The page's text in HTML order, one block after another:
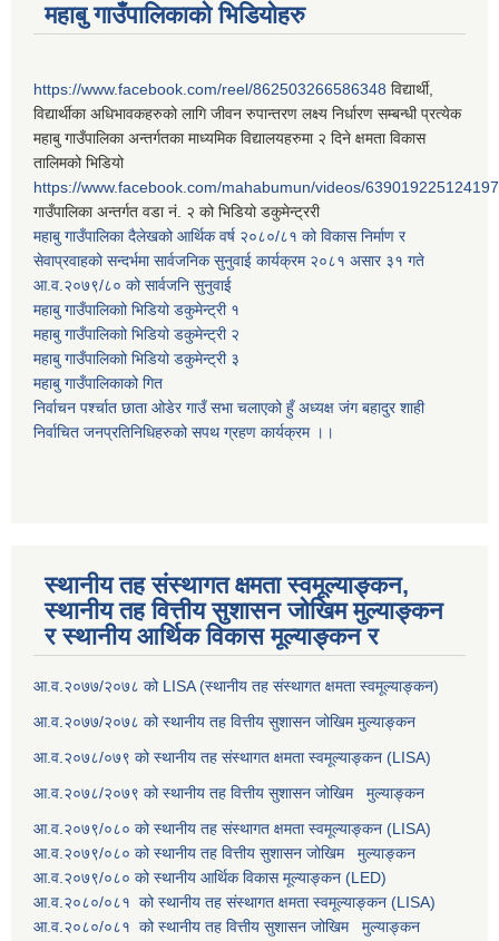
महाबु गाउँपालिकाको भिडियोहरु
https://www.facebook.com/reel/862503266586348 विद्यार्थी,
विद्यार्थीका अधिभावकहरुको लागि जीवन रुपान्तरण लक्ष्य निर्धारण सम्बन्धी प्रत्येक
महाबु गाउँपालिका अन्तर्गतका माध्यमिक विद्यालयहरुमा २ दिने क्षमता विकास
तालिमको भिडियो
https://www.facebook.com/mahabumun/videos/639019225124197
गाउँपालिका अन्तर्गत वडा नं. २ को भिडियो डकुमेन्ट्ररी
महाबु गाउँपालिका दैलेखको आर्थिक वर्ष २०८०/८१ को विकास निर्माण र
सेवाप्रवाहको सन्दर्भमा सार्वजनिक सुनुवाई कार्यक्रम २०८१ असार ३१ गते
आ.व.२०७९/८० को सार्वजनि सुनुवाई
महाबु गाउँपालिकाो भिडियो डकुमेन्ट्री १
महाबु गाउँपालिकाो भिडियो डकुमेन्ट्री २
महाबु गाउँपालिकाो भिडियो डकुमेन्ट्री ३
महाबु गाउँपालिकाको गित
निर्वाचन पर्श्चात छाता ओडेर गाउँ सभा चलाएको हुँ अध्यक्ष जंग बहादुर शाही
निर्वाचित जनप्रतिनिधिहरुको सपथ ग्रहण कार्यक्रम ।।
स्थानीय तह संस्थागत क्षमता स्वमूल्याङ्कन,
स्थानीय तह वित्तीय सुशासन जोखिम मुल्याङ्कन
र स्थानीय आर्थिक विकास मूल्याङ्कन र
आ.व.२०७७/२०७८ को LISA (स्थानीय तह संस्थागत क्षमता स्वमूल्याङ्कन)
आ.व.२०७७/२०७८ को स्थानीय तह वित्तीय सुशासन जोखिम मुल्याङ्कन
आ.व.२०७८/०७९ को स्थानीय तह संस्थागत क्षमता स्वमूल्याङ्कन (LISA)
आ.व.२०७८/२०७९ को स्थानीय तह वित्तीय सुशासन जोखिम मुल्याङ्कन
आ.व.२०७९/०८० को स्थानीय तह संस्थागत क्षमता स्वमूल्याङ्कन (LISA)
आ.व.२०७९/०८० को स्थानीय तह वित्तीय सुशासन जोखिम मुल्याङ्कन
आ.व.२०७९/०८० को स्थानीय आर्थिक विकास मूल्याङ्कन (LED)
आ.व.२०८०/०८१ को स्थानीय तह संस्थागत क्षमता स्वमूल्याङ्कन (LISA)
आ.व.२०८०/०८१ को स्थानीय तह वित्तीय सुशासन जोखिम मुल्याङ्कन